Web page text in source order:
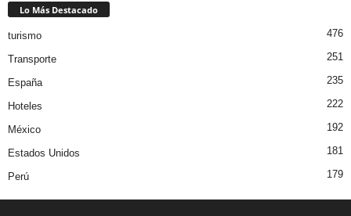
Lo Más Destacado
turismo 476
Transporte 251
España 235
Hoteles 222
México 192
Estados Unidos 181
Perú 179